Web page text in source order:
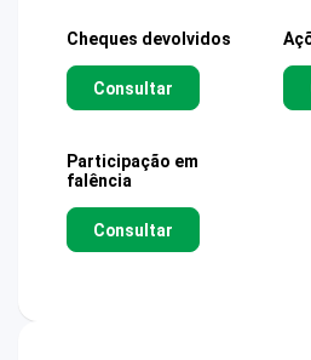
Cheques devolvidos
Consultar
Participação em
falência
Consultar